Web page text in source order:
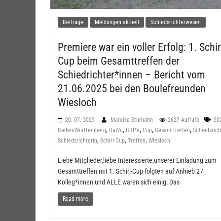
Beiträge Meldungen aktuell Schiedsrichterwesen
Premiere war ein voller Erfolg: 1.
Cup beim Gesamttreffen der
Schiedrichter*innen – Bericht vom
21.06.2025 bei den Boulefreunden
Wiesloch
20. 07. 2025 Mareike Sturhahn 2627 Aufrufe
Baden-Württemberg, BaWü, BBPV, Cup, Gesamttreffen,
Schiedsrichterin, Schiri-Cup, Treffen, Wiesloch
Liebe Mitglieder,liebe Interessierte,unserer Einladung zum
Gesamttreffen mit 1. Schiri-Cup folgten auf Anhieb 27
Kolleg*innen und ALLE waren sich einig: Das
Read more